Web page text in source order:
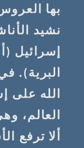
بها
نشيد
إسرائيل
البرية).
الله على
العالم،
ألا ترفع